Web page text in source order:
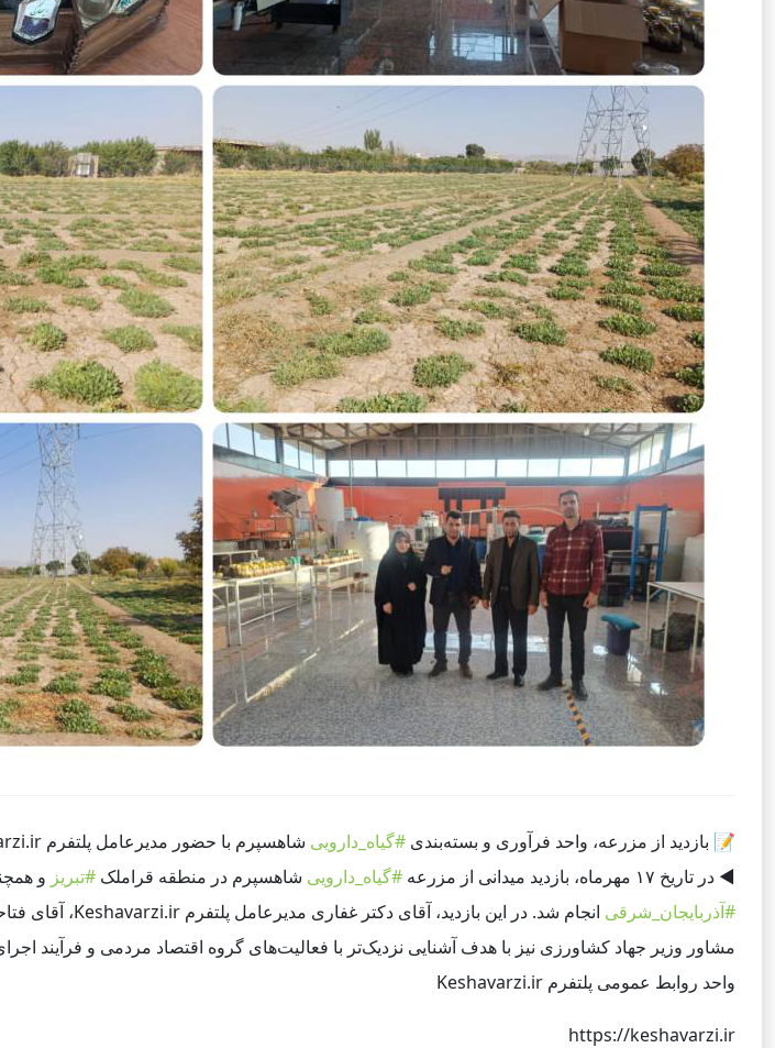
📝 بازدید از مزرعه، واحد فرآوری و بسته‌بندی #گیاه_دارویی شاهسپرم با حضور مدیرعامل پلتفرم Keshavarzi.ir
◀️ در تاریخ ۱۷ مهرماه، بازدید میدانی از مزرعه #گیاه_دارویی شاهسپرم در منطقه قراملک #تبریز و
#آذربایجان_شرقی انجام شد. در این بازدید، آقای دکتر غفاری مدیرعامل پلتفرم Keshavarzi.ir
، آقای
مشاور وزیر جهاد کشاورزی نیز با هدف آشنایی نزدیک‌تر با فعالیت‌های گروه اقتصاد مردمی و فرآیند
واحد روابط عمومی پلتفرم Keshavarzi.ir
https://keshavarzi.ir